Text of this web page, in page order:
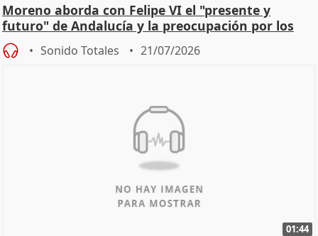
Moreno aborda con Felipe VI el "presente y
futuro" de Andalucía y la preocupación por los
incendios
Sonido Totales 21/07/2026
01:44